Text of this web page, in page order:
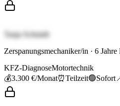
Tanja Schmidt
Zerspanungsmechaniker/in · 6 Jahre
KFZ-DiagnoseMotortechnik
💰3.300 €/Monat⏰Teilzeit🟢Sofort